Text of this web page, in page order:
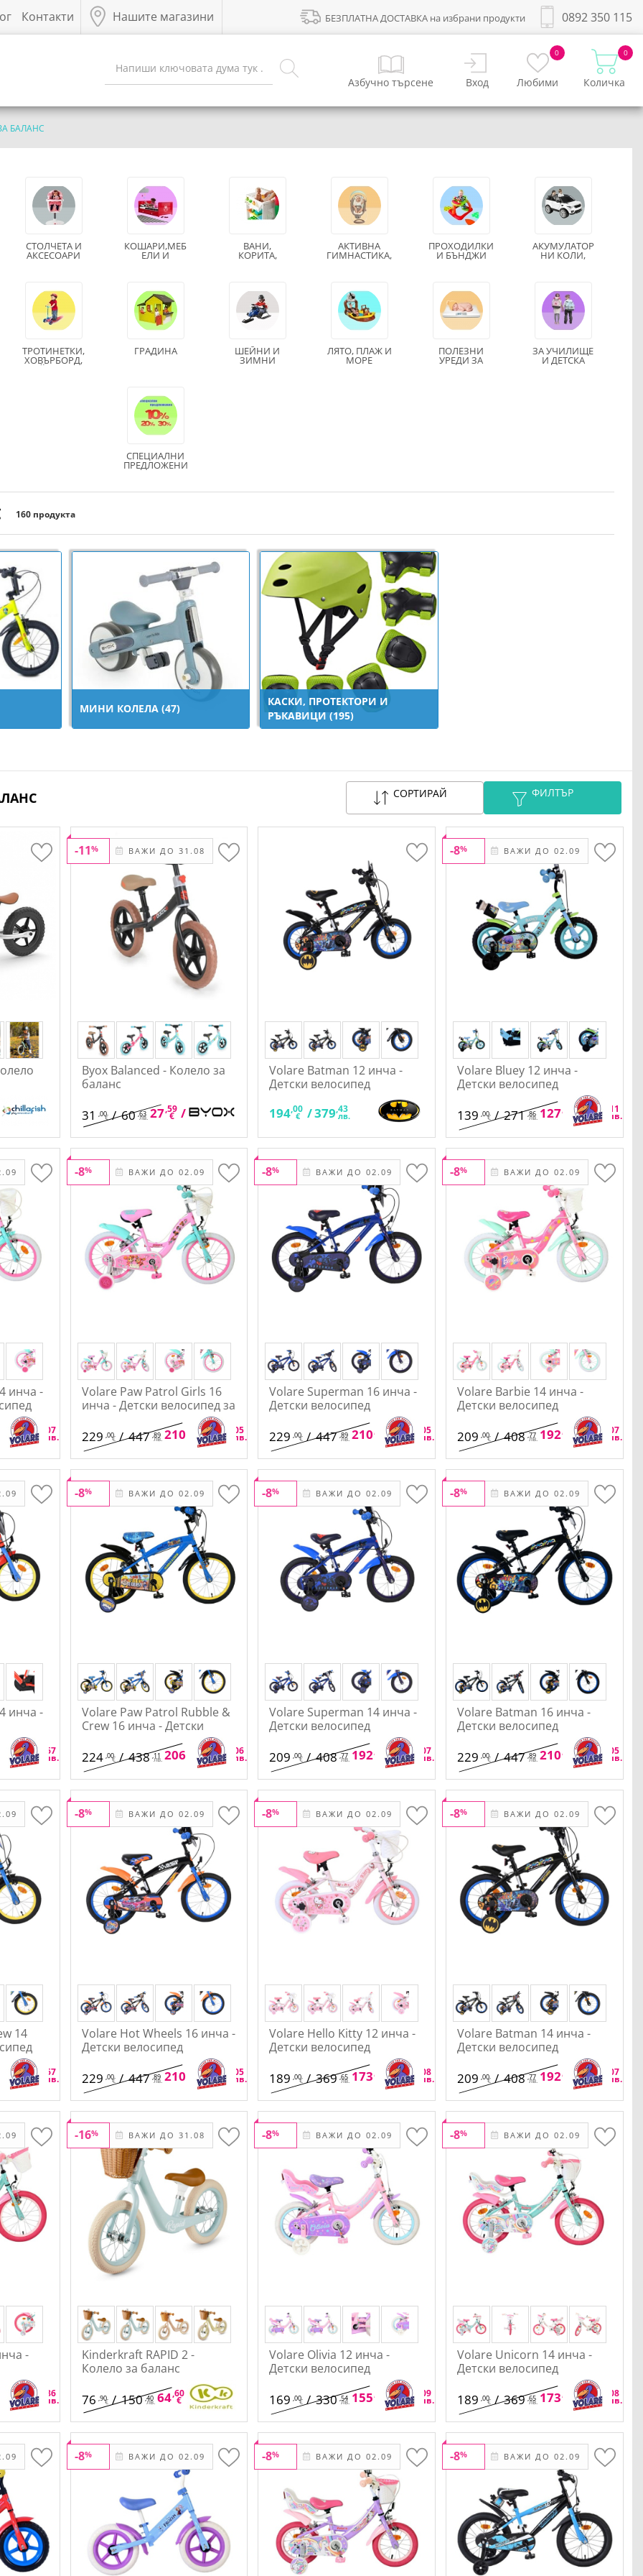
Контакти Нашите магазини 0892 350 115
БЕЗПЛАТНА ДОСТАВКА на избрани продукти
Азбучно търсене Вход
0
Любими
0
Количка
БАЛАНС
СТОЛЧЕТА И
АКСЕСОАРИ
КОШАРИ,МЕБ
ЕЛИ И
ВАНИ,
КОРИТА,
АКТИВНА
ГИМНАСТИКА,
ПРОХОДИЛКИ
И БЪНДЖИ
АКУМУЛАТОР
НИ КОЛИ,
ТРОТИНЕТКИ,
ХОВЪРБОРД,
СКЕЙТБОРД И
ГРАДИНА ШЕЙНИ И
ЗИМНИ
ЛЯТО, ПЛАЖ И
МОРЕ
ПОЛЕЗНИ
УРЕДИ ЗА
ДОМА И
ЗА УЧИЛИЩЕ
И ДЕТСКА
ГРАДИНА
СПЕЦИАЛНИ
ПРЕДЛОЖЕНИ
160 продукта
МИНИ КОЛЕЛА (47)
КАСКИ, ПРОТЕКТОРИ И
РЪКАВИЦИ (195)
СОРТИРАЙ ФИЛТЪР
ВАЖИ ДО 31.08
-11%
Byox Balanced - Колело за
баланс
31 ,00€/60 ,63
лв. 27,59
€ /53,96
лв.
Volare Batman 12 инча -
Детски велосипед
194,00
€ /379,43
лв.
ВАЖИ ДО 02.09
-8%
Volare Bluey 12 инча -
Детски велосипед
139 ,00€ /271 ,86
лв. 127,88 /250 ,11
лв.
инча -
/376 ,07
лв.
ВАЖИ ДО 02.09
-8%
Volare Paw Patrol Girls 16
инча - Детски велосипед за
229 ,00€ /447 ,89
лв. 210 ,68 /412 ,05
лв.
ВАЖИ ДО 02.09
-8%
Volare Superman 16 инча -
Детски велосипед
229 ,00€ /447 ,89
лв. 210,68 /412 ,05
лв.
ВАЖИ ДО 02.09
-8%
Volare Barbie 14 инча -
Детски велосипед
209 ,00€ /408 ,77
лв. 192,28 /376 ,07
лв.
инча -
/370 ,67
лв.
ВАЖИ ДО 02.09
-8%
Volare Paw Patrol Rubble &
Crew 16 инча - Детски
224 ,00€ /438 ,11
лв. 206 ,08 /403 ,06
лв.
ВАЖИ ДО 02.09
-8%
Volare Superman 14 инча -
Детски велосипед
209 ,00€ /408 ,77
лв. 192,28 /376 ,07
лв.
ВАЖИ ДО 02.09
-8%
Volare Batman 16 инча -
Детски велосипед
229 ,00€ /447 ,89
лв. 210,68 /412 ,05
лв.
14
/370 ,67
лв.
ВАЖИ ДО 02.09
-8%
Volare Hot Wheels 16 инча -
Детски велосипед
229 ,00€ /447 ,89
лв. 210 ,68 /412 ,05
лв.
ВАЖИ ДО 02.09
-8%
Volare Hello Kitty 12 инча -
Детски велосипед
189 ,00€ /369 ,65
лв. 173,88 /340 ,08
лв.
ВАЖИ ДО 02.09
-8%
Volare Batman 14 инча -
Детски велосипед
209 ,00€ /408 ,77
лв. 192,28 /376 ,07
лв.
-
/386 ,86
лв.
ВАЖИ ДО 31.08
-16%
Kinderkraft RAPID 2 -
Колело за баланс
76 ,90€ /150 ,40
лв. 64,60
€ /126,34
лв.
ВАЖИ ДО 02.09
-8%
Volare Olivia 12 инча -
Детски велосипед
169 ,00€ /330 ,54
лв. 155,48 /304 ,09
лв.
ВАЖИ ДО 02.09
-8%
Volare Unicorn 14 инча -
Детски велосипед
189 ,00€ /369 ,65
лв. 173,88 /340 ,08
лв.
ВАЖИ ДО 02.09
-8% ВАЖИ ДО 02.09
-8% ВАЖИ ДО 02.09
-8%